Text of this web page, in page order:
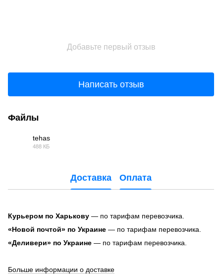
Добавьте первый отзыв
Написать отзыв
Файлы
tehas
488 КБ
Доставка Оплата
Курьером по Харькову — по тарифам перевозчика.
«Новой почтой» по Украине — по тарифам перевозчика.
«Деливери» по Украине — по тарифам перевозчика.
Больше информации о доставке